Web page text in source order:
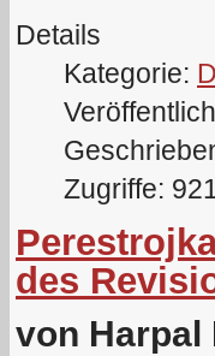
Details
Kategorie:
Zugriffe:
des
von Harpal